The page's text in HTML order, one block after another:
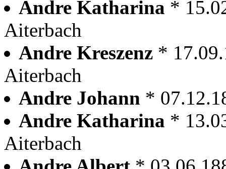
Andre Katharina *
Aiterbach
Andre Kreszenz *
Aiterbach
Andre Johann *
Andre Katharina *
Aiterbach